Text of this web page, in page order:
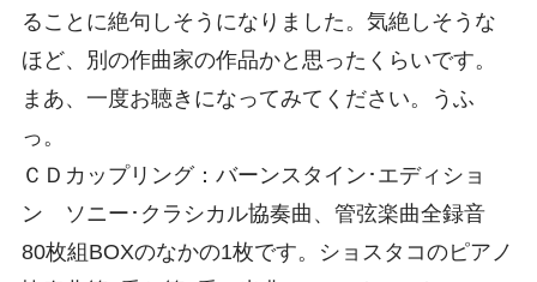
ることに絶句しそうになりました。気絶しそうな
ほど、別の作曲家の作品かと思ったくらいです。
まあ、一度お聴きになってみてください。うふ
っ。
ＣＤカップリング：バーンスタイン･エディショ
ン ソニー･クラシカル協奏曲、管弦楽曲全録音
80枚組BOXのなかの1枚です。ショスタコのピアノ